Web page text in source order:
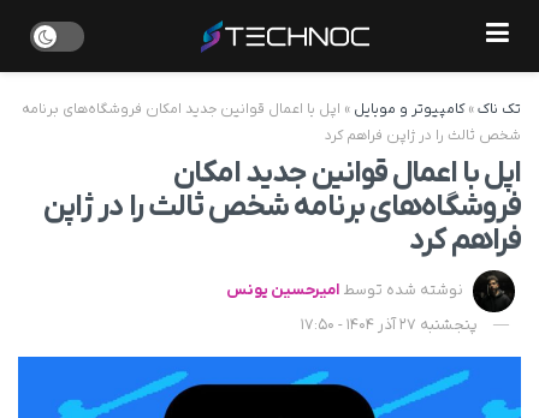
تک ناک»کامپیوتر و موبایل » اپل با اعمال قوانین جدید امکان فروشگاه‌های برنامه
شخص ثالث را در ژاپن فراهم کرد
اپل با اعمال قوانین جدید امکان
فروشگاه‌های برنامه شخص ثالث را در ژاپن
فراهم کرد
نوشته شده توسط امیرحسین یونس
پنجشنبه 27 آذر 1404 - 17:50